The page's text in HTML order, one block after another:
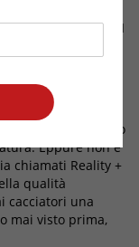
packaging MINI
migliori nella
lunghezza
F0.9, che
il nostro prodotto
Eppure non è
chiamati Reality +
qualità
cacciatori una
mai visto prima,